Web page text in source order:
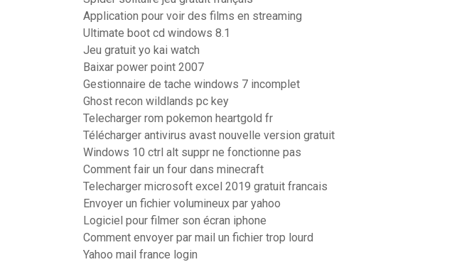
Application pour voir des films en streaming
Ultimate boot cd windows 8.1
Jeu gratuit yo kai watch
Baixar power point 2007
Gestionnaire de tache windows 7 incomplet
Ghost recon wildlands pc key
Telecharger rom pokemon heartgold fr
Télécharger antivirus avast nouvelle version gratuit
Windows 10 ctrl alt suppr ne fonctionne pas
Comment fair un four dans minecraft
Telecharger microsoft excel 2019 gratuit francais
Envoyer un fichier volumineux par yahoo
Logiciel pour filmer son écran iphone
Comment envoyer par mail un fichier trop lourd
Yahoo mail france login